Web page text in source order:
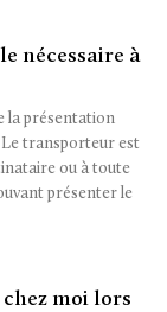
nécessaire à
la présentation
transporteur est
ou à toute
présenter le
chez moi lors